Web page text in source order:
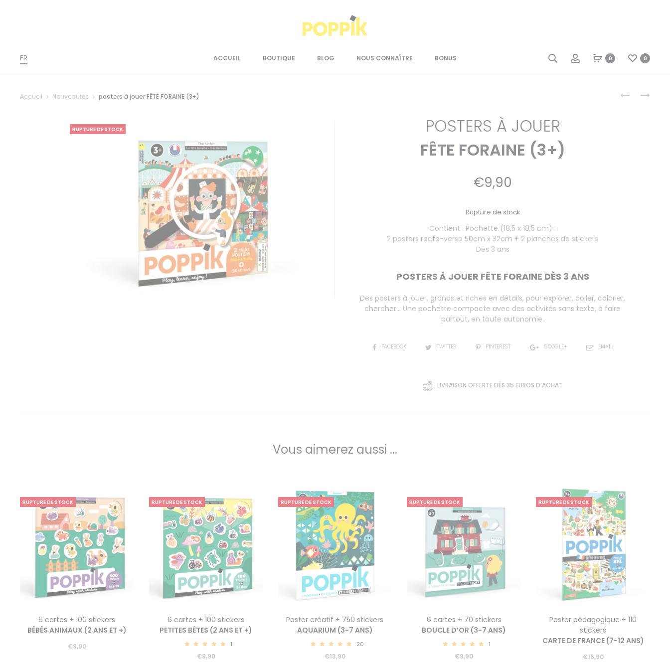
FR ACCUEIL BOUTIQUE BLOG NOUS CONNAÎTRE BONUS 0 0
POSTERS
POSTER
Accueil Nouveautés posters à jouer FÊTE FORAINE (3+)
RUPTURE DE STOCK
POSTERS À JOUER
FÊTE FORAINE (3+)
€9,90
Rupture de stock
Contient : Pochette (18,5 x 18,5 cm) :
2 posters recto-verso 50cm x 32cm + 2 planches de stickers
Dès 3 ans
POSTERS À JOUER FÊTE FORAINE DÈS 3 ANS
Des posters à jouer, grands et riches en détails, pour explorer, coller, colorier,
chercher… Une pochette compacte avec des activités sans texte, à faire
partout, en toute autonomie.
SHAREFACEBOOK TWITTER PINTEREST GOOGLE+ EMAIL
LIVRAISON OFFERTE DÈS 35 EUROS D’ACHAT
Vous aimerez aussi ...
RUPTURE DE STOCK
6 cartes + 100 stickers
BÉBÉS ANIMAUX (2 ANS ET +)
€9,90
RUPTURE DE STOCK
6 cartes + 100 stickers
PETITES BÊTES (2 ANS ET +)
1
€9,90
RUPTURE DE STOCK
Poster créatif + 750 stickers
AQUARIUM (3-7 ANS)
20
€13,90
RUPTURE DE STOCK
6 cartes + 70 stickers
BOUCLE D’OR (3-7 ANS)
1
€9,90
RUPTURE DE STOCK
Poster pédagogique + 110
stickers
CARTE DE FRANCE (7-12 ANS)
€16,90